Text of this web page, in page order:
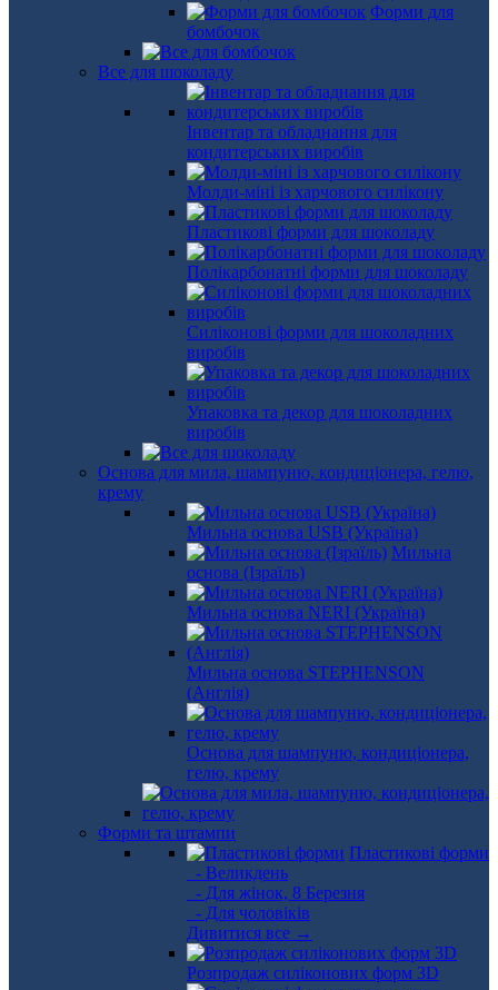
Форми для
бомбочок
Все для шоколаду
Інвентар та обладнання для
кондитерських виробів
Молди-міні із харчового силікону
Пластикові форми для шоколаду
Полікарбонатні форми для шоколаду
Силіконові форми для шоколадних
виробів
Упаковка та декор для шоколадних
виробів
Основа для мила, шампуню, кондиціонера, гелю,
крему
Мильна основа USB (Україна)
Мильна
основа (Ізраїль)
Мильна основа NERI (Україна)
Мильна основа STEPHENSON
(Англія)
Основа для шампуню, кондиціонера,
гелю, крему
Форми та штампи
Пластикові форми
- Великдень
- Для жінок, 8 Березня
- Для чоловіків
Дивитися все →
Розпродаж силіконових форм 3D